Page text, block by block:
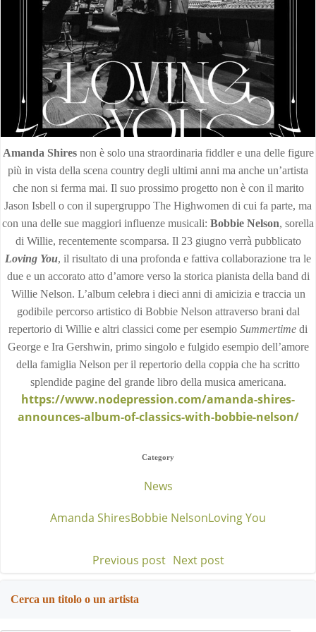
Amanda Shiresnon è solo una straordinaria fiddler e una delle figure
più in vista della scena country degli ultimi anni ma anche un’artista
che non si ferma mai. Il suo prossimo progetto non è con il marito
Jason Isbell o con il supergruppo The Highwomen di cui fa parte, ma
con una delle sue maggiori influenze musicali: Bobbie Nelson, sorella
di Willie, recentemente scomparsa. Il 23 giugno verrà pubblicato
Loving You, il risultato di una profonda e fattiva collaborazione tra le
due e un accorato atto d’amore verso la storica pianista della band di
Willie Nelson. L’album celebra i dieci anni di amicizia e traccia un
godibile percorso artistico di Bobbie Nelson attraverso brani dal
repertorio di Willie e altri classici come per esempio Summertime di
George e Ira Gershwin, primo singolo e fulgido esempio dell’amore
della famiglia Nelson per il repertorio della coppia che ha scritto
splendide pagine del grande libro della musica americana.
https://www.nodepression.com/amanda-shires-
announces-album-of-classics-with-bobbie-nelson/
Category
News
Amanda ShiresBobbie NelsonLoving You
Post
navigation
Previous post Post
Next post
Cerca un titolo o un artista